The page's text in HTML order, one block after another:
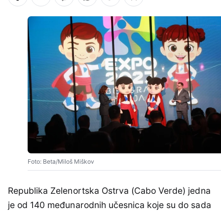
Foto: Beta/Miloš Miškov
Republika Zelenortska Ostrva (Cabo Verde) jedna
je od 140 međunarodnih učesnica koje su do sada